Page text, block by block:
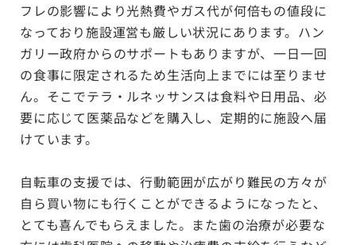
フレの影響により光熱費やガス代が何倍もの値段に
なっており施設運営も厳しい状況にあります。ハン
ガリー政府からのサポートもありますが、一日一回
の食事に限定されるため生活向上までには至りませ
ん。そこでテラ・ルネッサンスは食料や日用品、必
要に応じて医薬品などを購入し、定期的に施設へ届
けています。
自転車の支援では、行動範囲が広がり難民の方々が
自ら買い物にも行くことができるようになったと、
とても喜んでもらえました。また歯の治療が必要な